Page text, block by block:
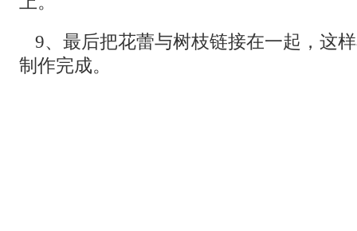
9、最后把花蕾与树枝链接在一起，这
制作完成。